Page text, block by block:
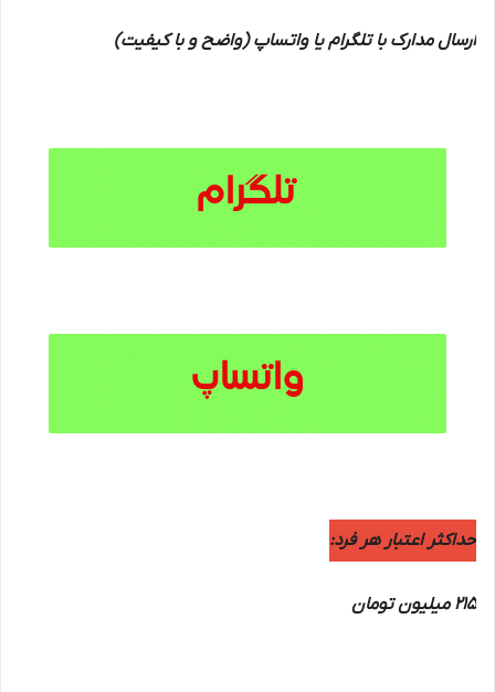
ارسال مدارک با تلگرام یا واتساپ (واضح و با کیفیت)
حداکثر اعتبار هر فرد:
215 میلیون تومان